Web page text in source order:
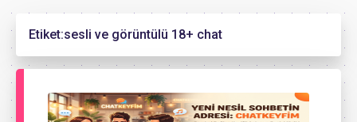
Etiket:sesli ve görüntülü 18+ chat